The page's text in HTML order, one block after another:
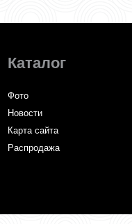
Каталог
Фото
Новости
Карта сайта
Распродажа